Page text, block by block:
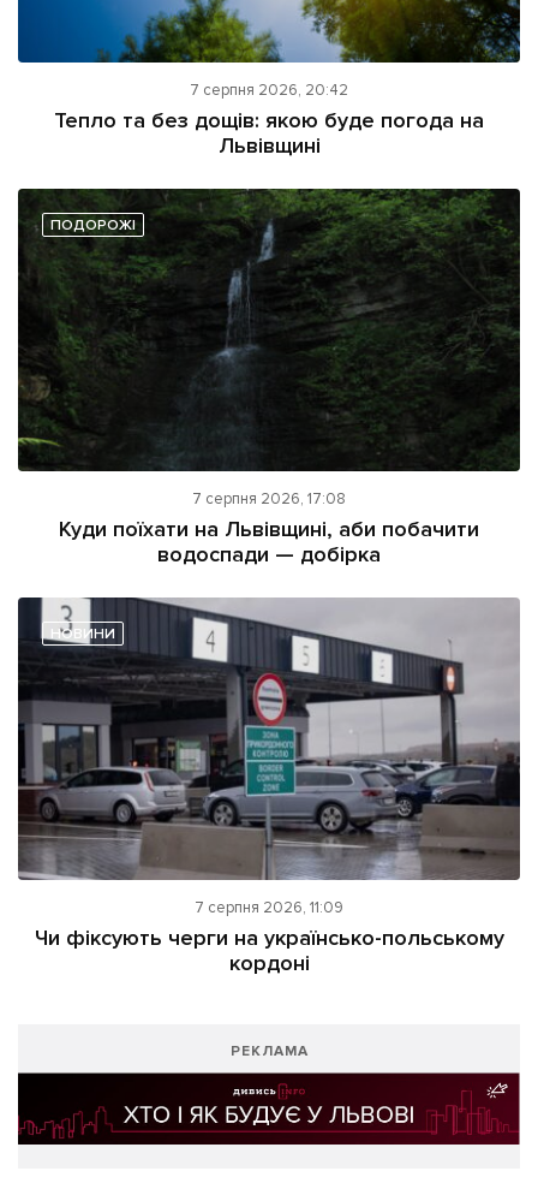
7 серпня 2026, 20:42
Тепло та без дощів: якою буде погода на
Львівщині
ПОДОРОЖІ
7 серпня 2026, 17:08
Куди поїхати на Львівщині, аби побачити
водоспади — добірка
НОВИНИ
7 серпня 2026, 11:09
Чи фіксують черги на українсько-польському
кордоні
РЕКЛАМА